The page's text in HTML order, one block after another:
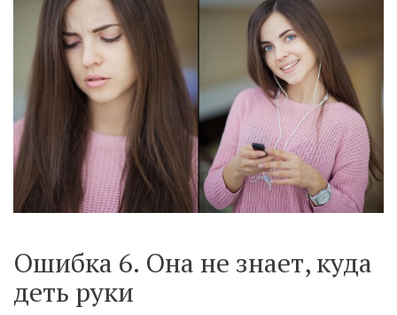
Ошибка 6. Она не знает, куда
деть руки